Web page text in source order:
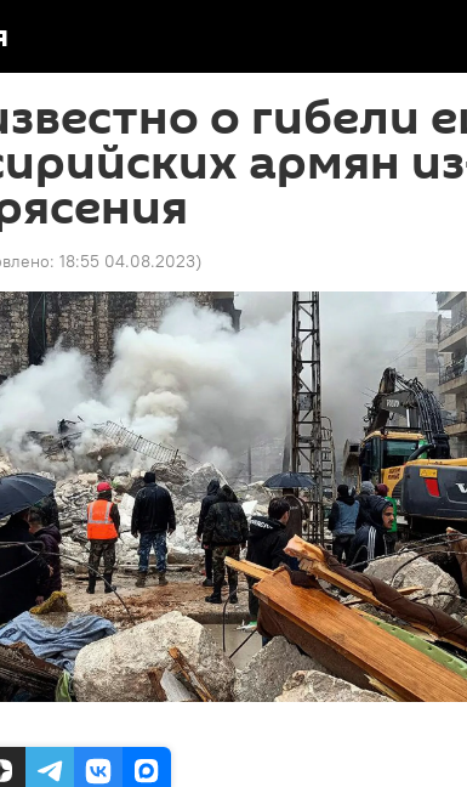
о гибели
армян
18:55 04.08.2023)